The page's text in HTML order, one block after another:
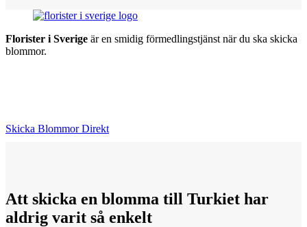
Florister i Sverige är en smidig förmedlingstjänst när du ska skicka
blommor.
Skicka Blommor Direkt
Att skicka en blomma till Turkiet har
aldrig varit så enkelt